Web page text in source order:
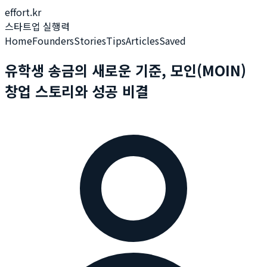
effort.kr
스타트업 실행력
HomeFoundersStoriesTipsArticlesSaved
유학생 송금의 새로운 기준, 모인(MOIN)
창업 스토리와 성공 비결